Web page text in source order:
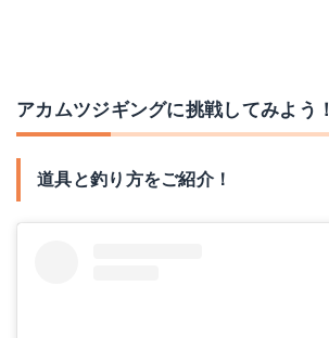
アカムツジギングに挑戦してみよう！
道具と釣り方をご紹介！